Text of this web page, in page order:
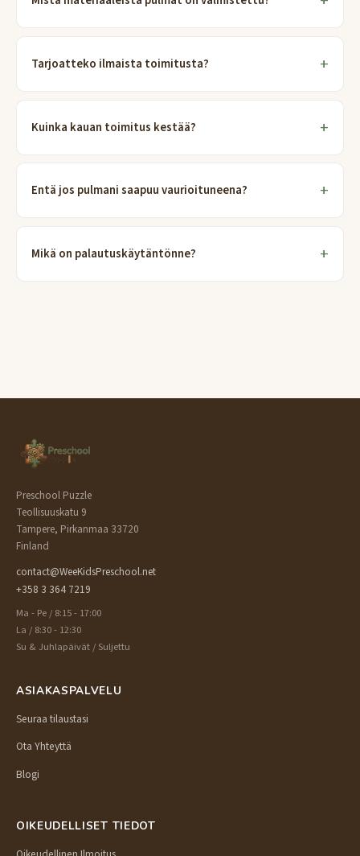
Tarjoatteko ilmaista toimitusta?
Kuinka kauan toimitus kestää?
Entä jos pulmani saapuu vaurioituneena?
Mikä on palautuskäytäntönne?
Preschool Puzzle
Teollisuuskatu 9
Tampere, Pirkanmaa 33720
Finland
contact@WeeKidsPreschool.net
+358 3 364 7219
Ma - Pe / 8:15 - 17:00
La / 8:30 - 12:30
Su & Juhlapäivät / Suljettu
ASIAKASPALVELU
Seuraa tilaustasi
Ota Yhteyttä
Blogi
OIKEUDELLISET TIEDOT